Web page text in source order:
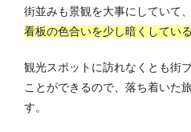
街並みも景観を大事にしていて、
看板の色合いを少し暗くしてい
観光スポットに訪れなくとも街
ことができるので、落ち着いた
す。